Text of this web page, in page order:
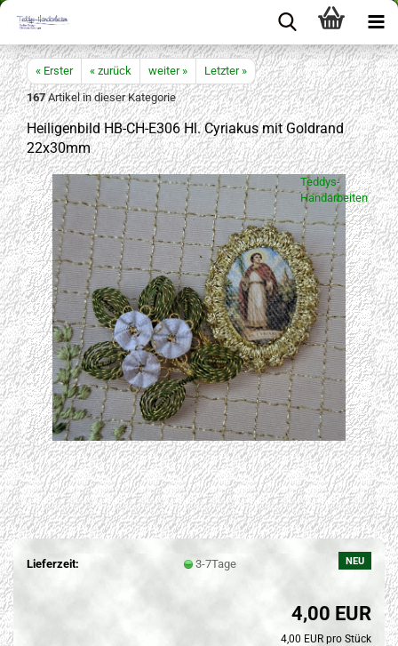
« Erster « zurück weiter »
Letzter »
167Artikel in dieser Kategorie
Heiligenbild HB-CH-E306 Hl. Cyriakus mit Goldrand
22x30mm
Teddys-
Handarbeiten
NEU
Lieferzeit: 3-7Tage
4,00 EUR
4,00 EUR pro Stück